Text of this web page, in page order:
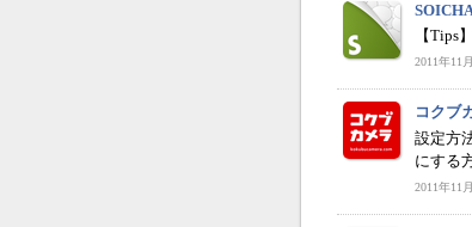
【Tips
2011年11
コクブ
設定方
にする
2011年11